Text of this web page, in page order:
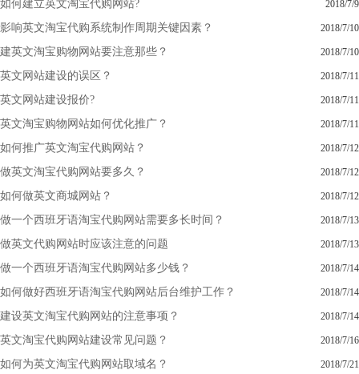
如何建立英文淘宝代购网站? 2018/7/9
影响英文淘宝代购系统制作周期关键因素？ 2018/7/10
建英文淘宝购物网站要注意那些？ 2018/7/10
英文网站建设的误区？ 2018/7/11
英文网站建设报价? 2018/7/11
英文淘宝购物网站如何优化推广？ 2018/7/11
如何推广英文淘宝代购网站？ 2018/7/12
做英文淘宝代购网站要多久？ 2018/7/12
如何做英文商城网站？ 2018/7/12
做一个西班牙语淘宝代购网站需要多长时间？ 2018/7/13
做英文代购网站时应该注意的问题 2018/7/13
做一个西班牙语淘宝代购网站多少钱？ 2018/7/14
如何做好西班牙语淘宝代购网站后台维护工作？ 2018/7/14
建设英文淘宝代购网站的注意事项？ 2018/7/14
英文淘宝代购网站建设常见问题？ 2018/7/16
如何为英文淘宝代购网站取域名？ 2018/7/21